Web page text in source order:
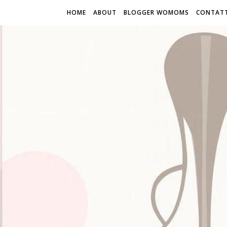
HOME ABOUT BLOGGER WOMOMS